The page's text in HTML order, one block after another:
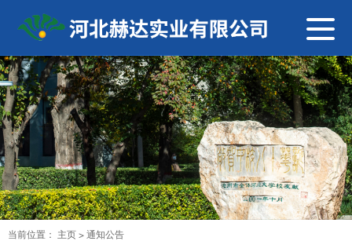
导
航
切
换
当前位置： 主页 > 通知公告